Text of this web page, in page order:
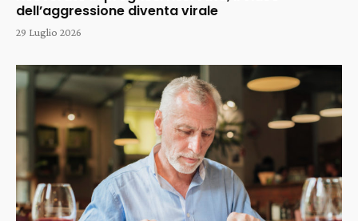
dell’aggressione diventa virale
29 Luglio 2026